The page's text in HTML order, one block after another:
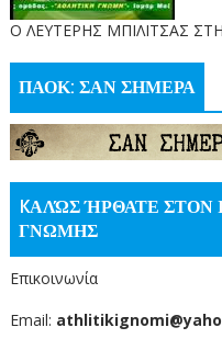
O ΛΕΥΤΕΡΗΣ ΜΠΙΛΙΤΣΑΣ
ΠΑΟΚ: ΣΑΝ ΣΗΜΕΡΑ
KΑΛΏΣ ΉΡΘΑΤΕ ΣΤΟΝ
ΓΝΩΜΗΣ
Επικοινωνία
Email: